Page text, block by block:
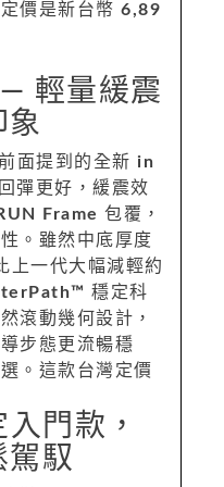
價是新台幣 6,89
輕量緩震
象
面提到的全新 in
彈更好，緩震效
Frame 包覆，
。雖然中底厚度
上一代大幅減輕約
穩定科
滾動幾何設計，
步態更流暢穩
。這款台灣定價
門款，
駕馭